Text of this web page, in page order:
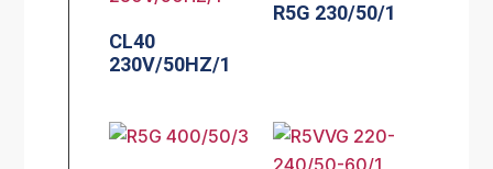
CL40
230V/50HZ/1
R5G 230/50/1